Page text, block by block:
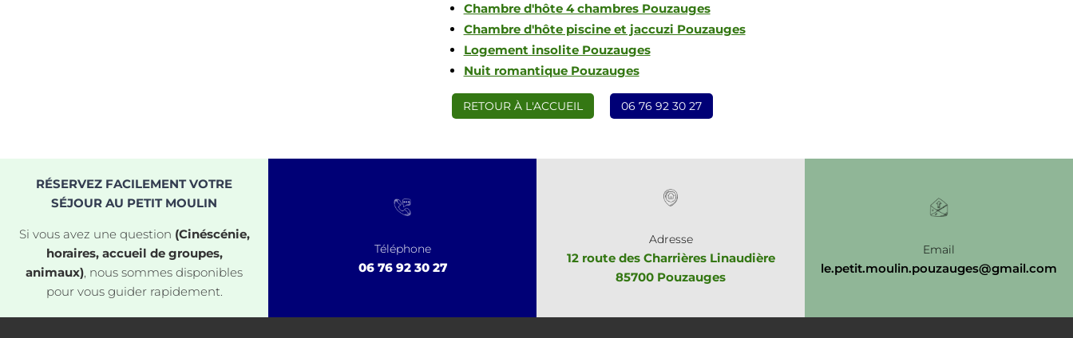
Chambre d'hôte 4 chambres Pouzauges
Chambre d'hôte piscine et jaccuzi Pouzauges
Logement insolite Pouzauges
Nuit romantique Pouzauges
RETOUR À L'ACCUEIL 06 76 92 30 27
RÉSERVEZ FACILEMENT VOTRE
SÉJOUR AU PETIT MOULIN
Si vous avez une question (Cinéscénie,
horaires, accueil de groupes,
animaux), nous sommes disponibles
pour vous guider rapidement.
Téléphone
06 76 92 30 27
Adresse
12 route des Charrières Linaudière
85700 Pouzauges
Email
le.petit.moulin.pouzauges@gmail.com